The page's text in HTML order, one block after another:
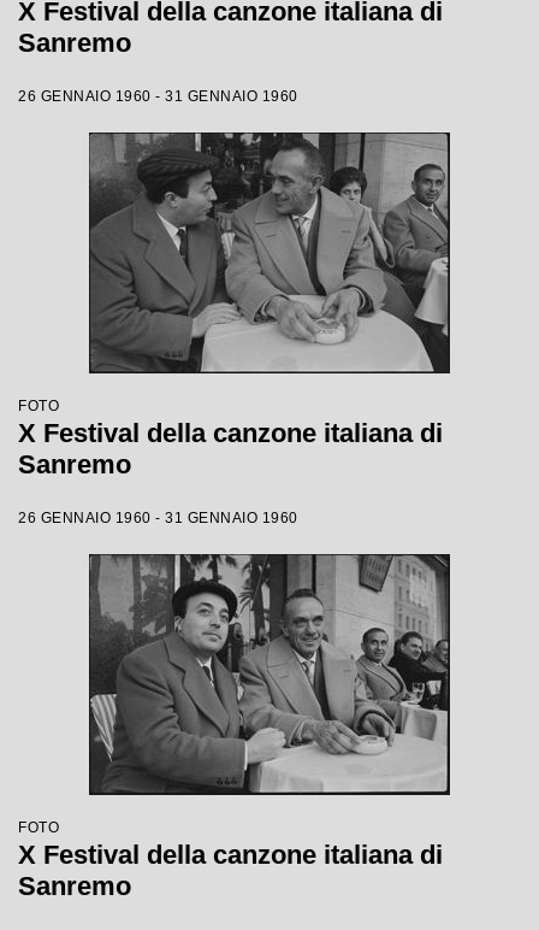
X Festival della canzone italiana di
Sanremo
26 GENNAIO 1960 - 31 GENNAIO 1960
FOTO
X Festival della canzone italiana di
Sanremo
26 GENNAIO 1960 - 31 GENNAIO 1960
FOTO
X Festival della canzone italiana di
Sanremo